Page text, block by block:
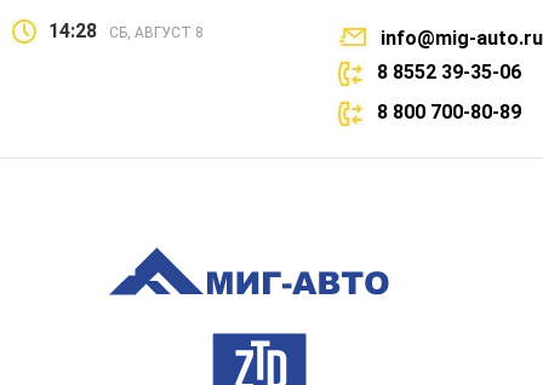
14:28 СБ, АВГУСТ 8
info@mig-auto.ru
8 8552 39-35-06
8 800 700-80-89